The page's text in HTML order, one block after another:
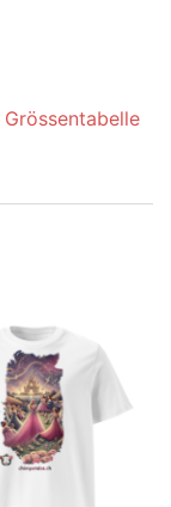
Grössentabelle